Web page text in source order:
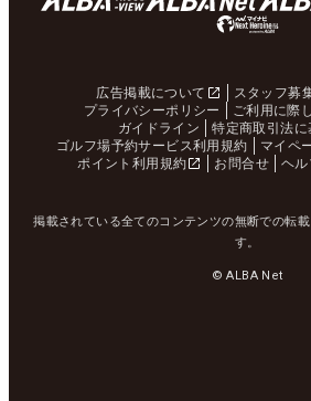
広告掲載について スタッフ募
プライバシーポリシー
ご利用に際
ガイドライン
特定商取引法
ゴルフ場予約サービス利用規約
マイペ
ポイント利用規約
お問合せ ヘ
掲載されている全てのコンテンツの無断での転
す。
© ALBA Net